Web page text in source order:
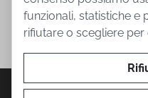
funzionali, statistiche e
rifiutare o scegliere per